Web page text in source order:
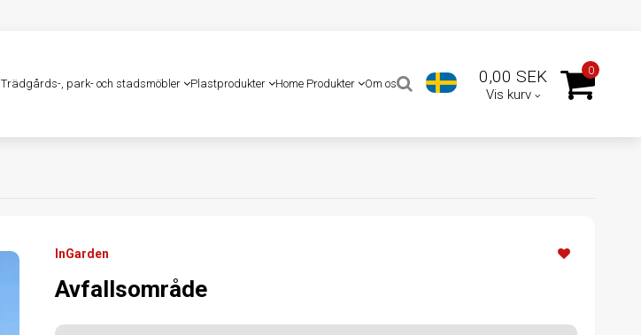
Trädgårds-, park- och stadsmöbler Plastprodukter Home Produkter Om os 0,00 SEK
Vis kurv
0
InGarden
Avfallsområde